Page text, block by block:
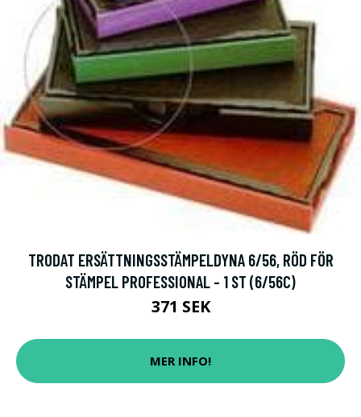
TRODAT ERSÄTTNINGSSTÄMPELDYNA 6/56, RÖD FÖR
STÄMPEL PROFESSIONAL - 1 ST (6/56C)
371 SEK
MER INFO!